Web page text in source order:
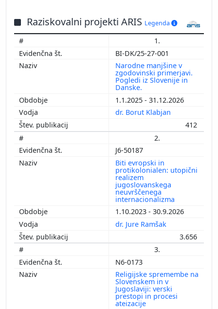
Raziskovalni projekti ARIS Legenda
1.
BI-DK/25-27-001
Narodne manjšine v
zgodovinski primerjavi.
Pogledi iz Slovenije in
Danske.
1.1.2025 - 31.12.2026
dr. Borut Klabjan
412
2.
J6-50187
Biti evropski in
protikolonialen: utopični
realizem
jugoslovanskega
neuvrščenega
internacionalizma
1.10.2023 - 30.9.2026
dr. Jure Ramšak
3.656
3.
N6-0173
Religijske spremembe na
Slovenskem in v
Jugoslaviji: verski
prestopi in procesi
ateizacije